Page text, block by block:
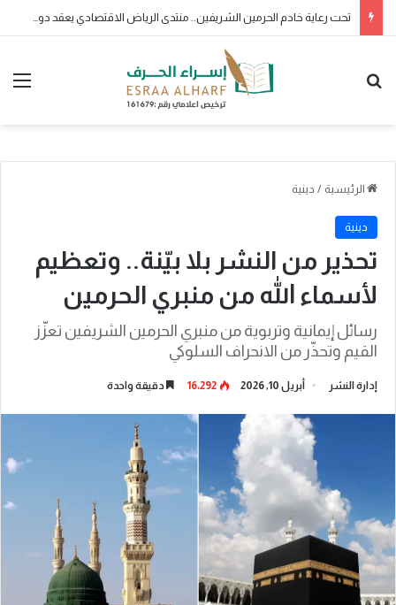
تحت رعاية خادم الحرمين الشريفين.. منتدى الرياض الاقتصادي يعقد دورته الـ(12) أكتوبر القادم
الرئيسية / دينية
دينية
تحذير من النشر بلا بيّنة.. وتعظيم
لأسماء الله من منبري الحرمين
رسائل إيمانية وتربوية من منبري الحرمين الشريفين تعزّز
القيم وتحذّر من الانحراف السلوكي
إدارة النشر أبريل 10, 2026 16٬292 دقيقة واحدة